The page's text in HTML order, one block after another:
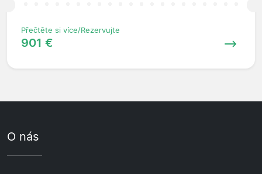
Přečtěte si více/Rezervujte
901 €
O nás